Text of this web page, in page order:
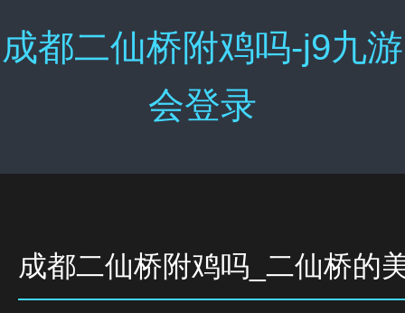
成都二仙桥附鸡吗-j9九游
会登录
成都二仙桥附鸡吗_二仙桥的